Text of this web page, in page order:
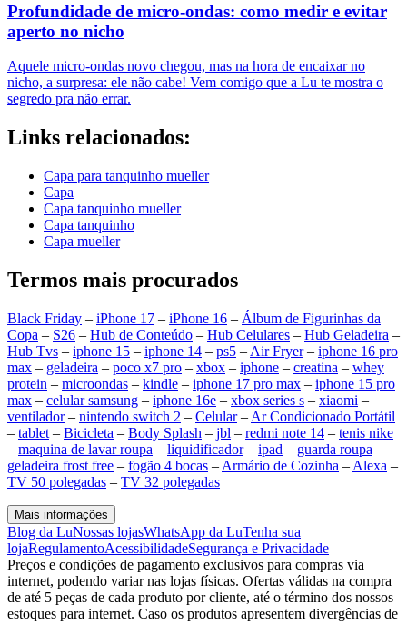
Profundidade de micro-ondas: como medir e evitar
aperto no nicho
Aquele micro-ondas novo chegou, mas na hora de encaixar no
nicho, a surpresa: ele não cabe! Vem comigo que a Lu te mostra o
segredo pra não errar.
Links relacionados:
Capa para tanquinho mueller
Capa
Capa tanquinho mueller
Capa tanquinho
Capa mueller
Termos mais procurados
Black Friday – iPhone 17 – iPhone 16 – Álbum de Figurinhas da
Copa – S26 – Hub de Conteúdo – Hub Celulares – Hub Geladeira –
Hub Tvs – iphone 15 – iphone 14 – ps5 – Air Fryer– iphone 16 pro
max – geladeira – poco x7 pro – xbox – iphone – creatina – whey
protein – microondas – kindle – iphone 17 pro max – iphone 15 pro
max – celular samsung – iphone 16e – xbox series s – xiaomi –
ventilador– nintendo switch 2 – Celular– Ar Condicionado Portátil
– tablet – Bicicleta – Body Splash – jbl – redmi note 14 – tenis nike
– maquina de lavar roupa – liquidificador– ipad – guarda roupa –
geladeira frost free – fogão 4 bocas – Armário de Cozinha – Alexa –
TV 50 polegadas – TV 32 polegadas
Mais informações
Blog da LuNossas lojasWhatsApp da LuTenha sua
lojaRegulamentoAcessibilidadeSegurança e Privacidade
Preços e condições de pagamento exclusivos para compras via
internet, podendo variar nas lojas físicas. Ofertas válidas na compra
de até 5 peças de cada produto por cliente, até o término dos nossos
estoques para internet. Caso os produtos apresentem divergências de